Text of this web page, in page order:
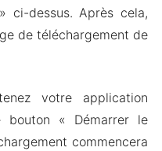
ci-dessus. Après cela,
de téléchargement de
votre application
bouton « Démarrer le
commencera